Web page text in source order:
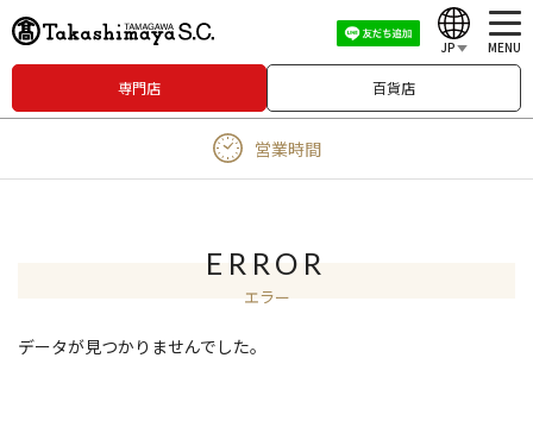
専門店 百貨店
JP
English
MENU
営業時間
ERROR
エラー
データが見つかりませんでした。